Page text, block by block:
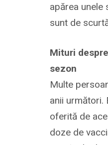
apărea unele
sunt de
Mituri
sezon
Multe
anii următori.
oferită de
doze de